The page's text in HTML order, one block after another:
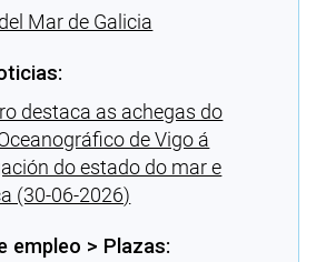
Mar de Galicia
destaca as achegas do
de Vigo á
do estado do mar e
(30-06-2026)
empleo > Plazas: